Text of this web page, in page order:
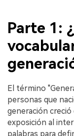
Parte 1:
El término
personas que
generación
exposición al
palabras para